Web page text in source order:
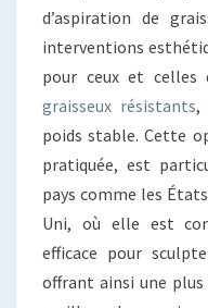
d’aspiration de
interventions
pour ceux et celles
graisseux résistants,
poids stable. Cette
pratiquée, est
pays comme les
Uni, où elle est
efficace pour
offrant ainsi une